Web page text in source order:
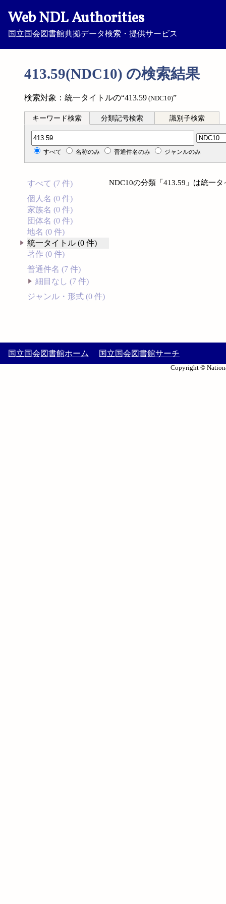
Web NDL Authorities
国立国会図書館典拠データ検索・提供サービス
413.59(NDC10) の検索結果
検索対象：統一タイトルの“413.59 (NDC10)”
キーワード検索 分類記号検索 識別子検索
分類記号検索
すべて 名称のみ 普通件名のみ ジャンルのみ
すべて (7 件)
個人名 (0 件)
家族名 (0 件)
団体名 (0 件)
地名 (0 件)
統一タイトル (0 件)
著作 (0 件)
普通件名 (7 件)
細目なし (7 件)
ジャンル・形式 (0 件)
NDC10の分類「413.59」は統一
国立国会図書館ホーム 国立国会図書館サーチ
Copyright ©